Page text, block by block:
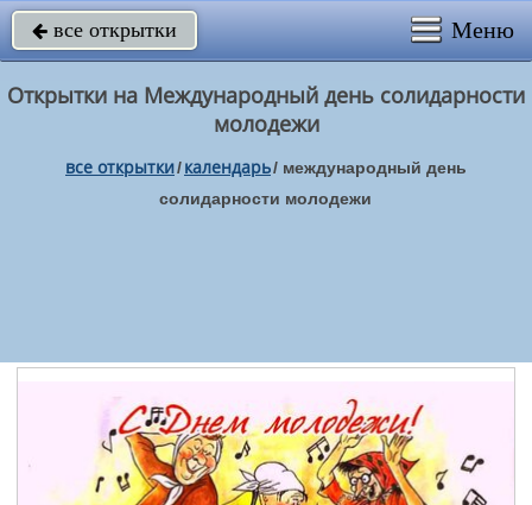
 все открытки Меню
Открытки на Международный день солидарности
молодежи
все открытки/календарь/ международный день
солидарности молодежи